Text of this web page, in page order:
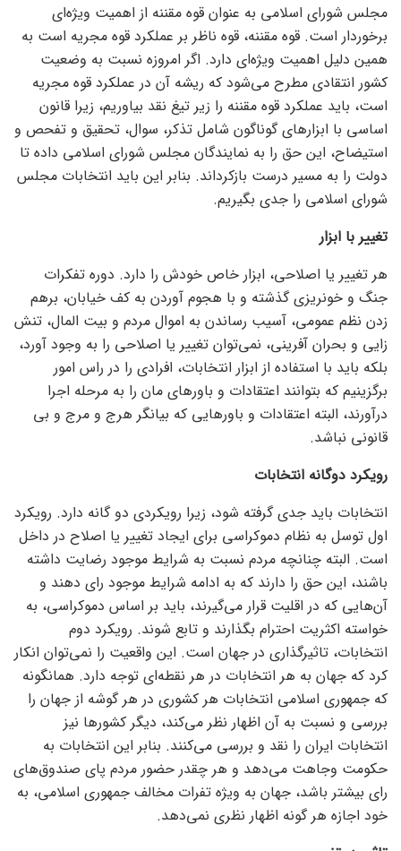
مجلس شورای اسلامی به عنوان قوه مقننه از اهمیت ویژه‌ای
برخوردار است. قوه مقننه، قوه ناظر بر عملکرد قوه مجریه است به
همین دلیل اهمیت ویژه‌ای دارد. اگر امروزه نسبت به وضعیت
کشور انتقادی مطرح می‌شود که ریشه آن در عملکرد قوه مجریه
است، باید عملکرد قوه مقننه را زیر تیغ نقد بیاوریم، زیرا قانون
اساسی با ابزار‌های گوناگون شامل تذکر، سوال، تحقیق و تفحص و
استیضاح، این حق را به نمایندگان مجلس شورای اسلامی داده تا
دولت را به مسیر درست بازکرداند. بنابر این باید انتخابات مجلس
شورای اسلامی را جدی بگیریم.
تغییر با ابزار
هر تغییر یا اصلاحی، ابزار خاص خودش را دارد. دوره تفکرات
جنگ و خونریزی گذشته و با هجوم آوردن به کف خیابان، برهم
زدن نظم عمومی، آسیب رساندن به اموال مردم و بیت المال، تنش
زایی و بحران آفرینی، نمی‌توان تغییر یا اصلاحی را به وجود آورد،
بلکه باید با استفاده از ابزار انتخابات، افرادی را در راس امور
برگزینیم که بتوانند اعتقادات و باور‌های مان را به مرحله اجرا
درآورند، البته اعتقادات و باور‌هایی که بیانگر هرج و مرج و بی
قانونی نباشد.
رویکرد دوگانه انتخابات
انتخابات باید جدی گرفته شود، زیرا رویکردی دو گانه دارد. رویکرد
اول توسل به نظام دموکراسی برای ایجاد تغییر یا اصلاح در داخل
است. البته چنانچه مردم نسبت به شرایط موجود رضایت داشته
باشند، این حق را دارند که به ادامه شرایط موجود رای دهند و
آن‌هایی که در اقلیت قرار می‌گیرند، باید بر اساس دموکراسی، به
خواسته اکثریت احترام بگذارند و تابع شوند. رویکرد دوم
انتخابات، تاثیرگذاری در جهان است. این واقعیت را نمی‌توان انکار
کرد که جهان به هر انتخابات در هر نقطه‌ای توجه دارد. همانگونه
که جمهوری اسلامی انتخابات هر کشوری در هر گوشه از جهان را
بررسی و نسبت به آن اظهار نظر می‌کند، دیگر کشور‌ها نیز
انتخابات ایران را نقد و بررسی می‌کنند. بنابر این انتخابات به
حکومت وجاهت می‌دهد و هر چقدر حضور مردم پای صندوق‌های
رای بیشتر باشد، جهان به ویژه تفرات مخالف جمهوری اسلامی، به
خود اجازه هر گونه اظهار نظری نمی‌دهد.